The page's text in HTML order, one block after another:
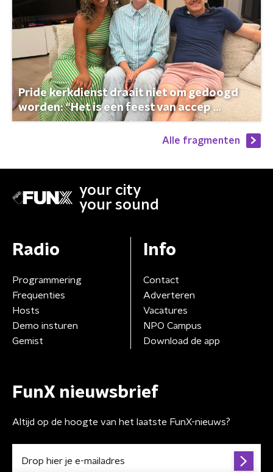
Pride kerkdienst draait niet om gedoogd
worden: “Het is een feest van accep ...
Alle fragmenten
your city
your sound
Radio
Programmering
Frequenties
Hosts
Demo insturen
Gemist
Info
Contact
Adverteren
Vacatures
NPO Campus
Download de app
FunX nieuwsbrief
Altijd op de hoogte van het laatste FunX-nieuws?